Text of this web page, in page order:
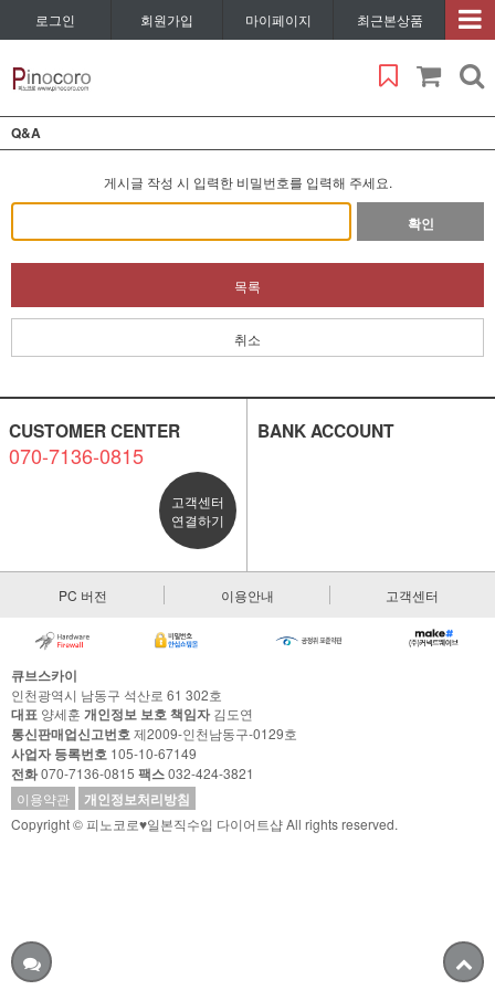
로그인 회원가입 마이페이지 최근본상품
Q&A
게시글 작성 시 입력한 비밀번호를 입력해 주세요.
확인
목록
취소
CUSTOMER CENTER
070-7136-0815
고객센터
연결하기
BANK ACCOUNT
PC 버전 이용안내 고객센터
큐브스카이
인천광역시 남동구 석산로 61 302호
대표 양세훈 개인정보 보호 책임자김도연
통신판매업신고번호제2009-인천남동구-0129호
사업자 등록번호 105-10-67149
전화070-7136-0815 팩스032-424-3821
이용약관
개인정보처리방침
Copyright © 피노코로♥일본직수입 다이어트샵 All rights reserved.